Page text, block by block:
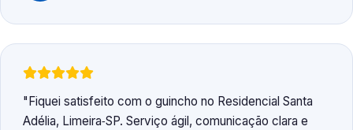
Fiquei satisfeito com o guincho no Residencial Santa
Adélia, Limeira‑SP. Serviço ágil, comunicação clara e